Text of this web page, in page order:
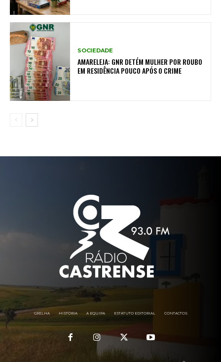
SOCIEDADE
AMARELEJA: GNR DETÉM MULHER POR ROUBO
EM RESIDÊNCIA POUCO APÓS O CRIME
GRELHA HISTÓRIA A EQUIPA ESTATUTO EDITORIAL CONTACTOS